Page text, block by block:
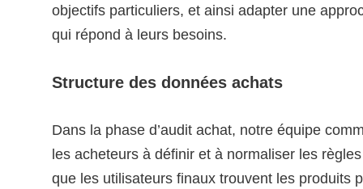
objectifs particuliers, et ainsi adapter une
qui répond à leurs besoins.
Structure des données achats
Dans la phase d’audit achat, notre équipe
les acheteurs à définir et à normaliser les
que les utilisateurs finaux trouvent les produits